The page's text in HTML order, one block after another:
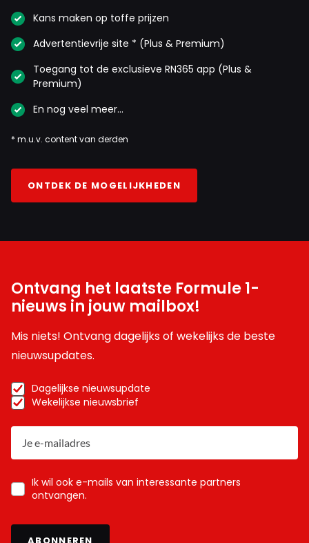
Kans maken op toffe prijzen
Advertentievrije site * (Plus & Premium)
Toegang tot de exclusieve RN365 app (Plus &
Premium)
En nog veel meer…
* m.u.v. content van derden
ONTDEK DE MOGELIJKHEDEN
Ontvang het laatste Formule 1-
nieuws in jouw mailbox!
Mis niets! Ontvang dagelijks of wekelijks de beste
nieuwsupdates.
Dagelijkse nieuwsupdate
Wekelijkse nieuwsbrief
Ik wil ook e-mails van interessante partners
ontvangen.